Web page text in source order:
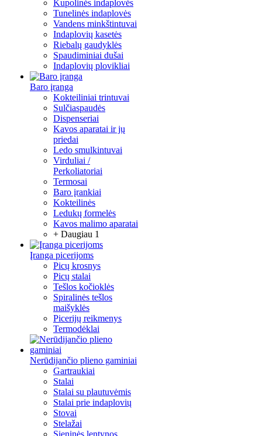
Kupolinės indaplovės
Tunelinės indaplovės
Vandens minkštintuvai
Indaplovių kasetės
Riebalų gaudyklės
Spaudiminiai dušai
Indaplovių plovikliai
Baro įranga
Kokteiliniai trintuvai
Sulčiaspaudės
Dispenseriai
Kavos aparatai ir jų
priedai
Ledo smulkintuvai
Virduliai /
Perkoliatoriai
Termosai
Baro įrankiai
Kokteilinės
Ledukų formelės
Kavos malimo aparatai
+ Daugiau 1
Įranga picerijoms
Picų krosnys
Picų stalai
Tešlos kočioklės
Spiralinės tešlos
maišyklės
Picerijų reikmenys
Termodėklai
Nerūdijančio plieno gaminiai
Gartraukiai
Stalai
Stalai su plautuvėmis
Stalai prie indaplovių
Stovai
Stelažai
Sieninės lentynos